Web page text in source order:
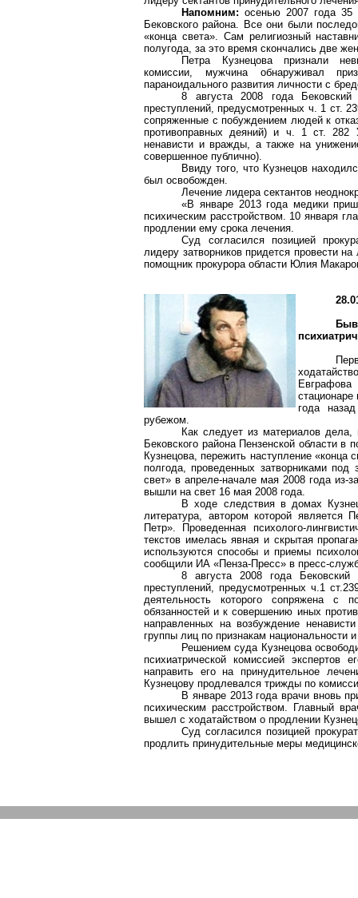
Напомним: осенью 2007 года 35
Бековского района. Все они были
«конца света». Сам религиозный
полугода, за это время скончались две
Петра Кузнецова признали
комиссии, мужчина обнаруживал
параноидального развития личности с
8 августа 2008 года
Бековский
преступлений, предусмотренных ч. 1 ст.
сопряженные с побуждением людей к
противоправных деяний) и ч. 1 ст. 282
ненависти и вражды, а также на
совершенное публично).
Ввиду того, что Кузнецов
был освобожден.
Лечение лидера сектантов
«В январе 2013 года медики
психическим расстройством. 10 января
продлении ему срока лечения.
Суд согласился позицией
лидеру затворников придется провести
помощник прокурора области Юлия
Евграфова
года
рубежом.
Как следует из материалов
Бековского района Пензенской области в
Кузнецова, пережить наступление
полгода, проведенных затворниками
свет» в апреле-начале мая 2008 года
вышли на свет 16 мая 2008 года.
В ходе следствия в домах
литература, автором которой является
Петр». Проведенная психолого-
текстов имелась явная и скрытая
используются способы и приемы
сообщили ИА «Пенза-Пресс» в пресс-
8 августа 2008 года
Бековский
преступлений, предусмотренных ч.1
деятельность которого сопряжена с
обязанностей и к совершению иных
направленных на возбуждение
группы лиц по признакам национальности
Решением суда Кузнецова
психиатрической комиссией
направить его на принудительное
Кузнецову продлевался трижды по
В январе 2013 года врачи вновь
психическим расстройством. Главный
вышел с ходатайством о продлении
Суд согласился позицией
продлить принудительные меры